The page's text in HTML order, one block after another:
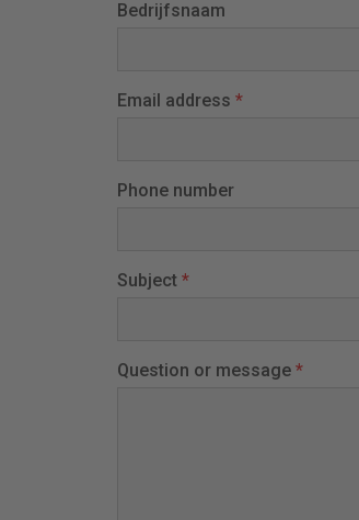
Bedrijfsnaam
Email address *
Phone number
Subject *
Question or message *